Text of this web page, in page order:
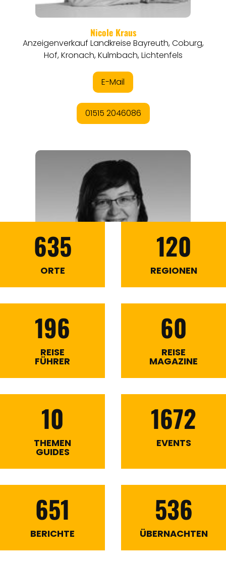
635
ORTE
120
REGIONEN
196
REISE
FÜHRER
60
REISE
MAGAZINE
10
THEMEN
GUIDES
1672
EVENTS
651
BERICHTE
536
ÜBERNACHTEN